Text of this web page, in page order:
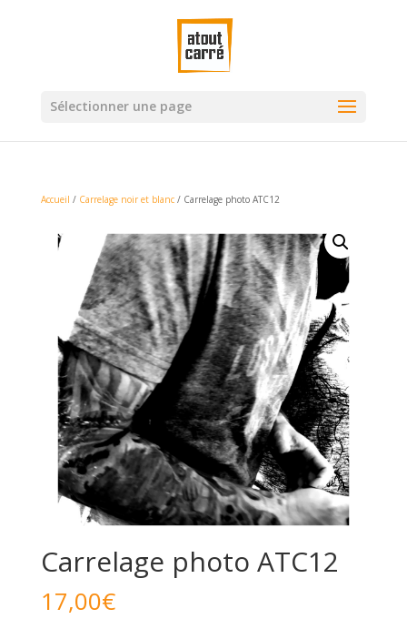
Sélectionner une page
Accueil / Carrelage noir et blanc/ Carrelage photo ATC12
Carrelage photo ATC12
17,00€